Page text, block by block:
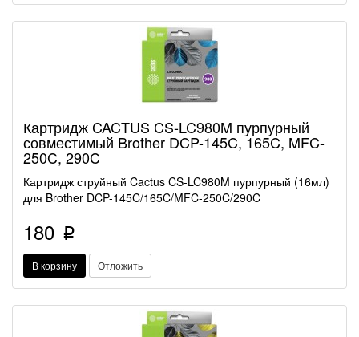
Картридж CACTUS CS-LC980M пурпурный
совместимый Brother DCP-145C, 165C, MFC-
250C, 290C
Картридж струйный Cactus CS-LC980M пурпурный (16мл)
для Brother DCP-145C/165C/MFC-250C/290C
180 p
В корзину Отложить